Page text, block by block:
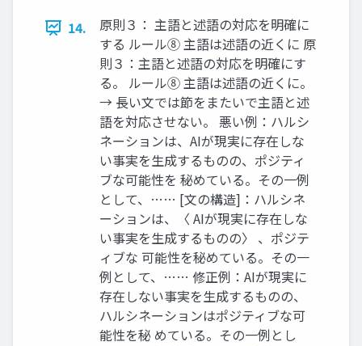
14.
原則３： 主語と述語の対応を明確に
する ルール⑧ 主語は述語の近くに 原
則３：主語と述語の対応を明確にす
る。 ルール⑧ 主語は述語の近くに。
→ 長い文では節をまたいで主語と述
語を対応させない。 悪い例：ハルシ
ネーションは、AIが現実に存在しな
い事実を生成するものの、ポジティ
ブな可能性を 秘めている。その一例
として、…… [文の構造]：ハルシネ
ーションは、〈 AIが現実に存在しな
い事実を生成するものの〉 、ポジテ
ィブな 可能性を秘めている。その一
例として、…… 修正例：AIが現実に
存在しない事実を生成するものの、
ハルシネーションはポジティブな可
能性を秘 めている。その一例とし